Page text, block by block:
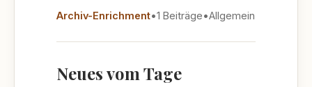
Archiv-Enrichment•1 Beiträge•Allgemein
Neues vom Tage